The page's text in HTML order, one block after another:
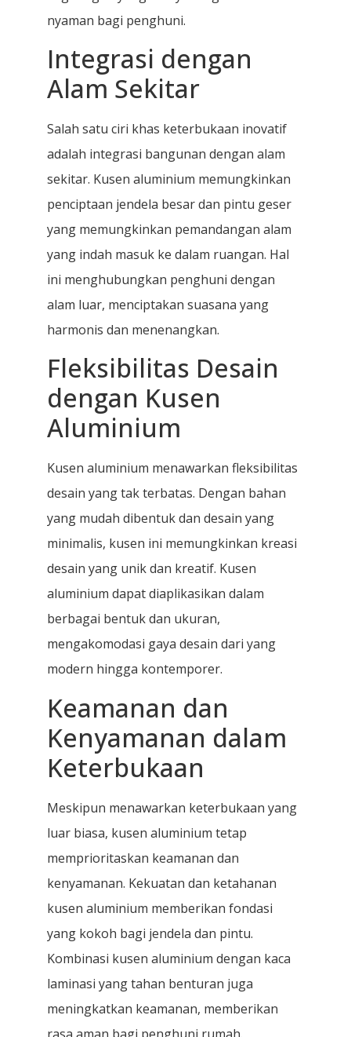
nyaman bagi penghuni.
Integrasi dengan
Alam Sekitar
Salah satu ciri khas keterbukaan inovatif
adalah integrasi bangunan dengan alam
sekitar. Kusen aluminium memungkinkan
penciptaan jendela besar dan pintu geser
yang memungkinkan pemandangan alam
yang indah masuk ke dalam ruangan. Hal
ini menghubungkan penghuni dengan
alam luar, menciptakan suasana yang
harmonis dan menenangkan.
Fleksibilitas Desain
dengan Kusen
Aluminium
Kusen aluminium menawarkan fleksibilitas
desain yang tak terbatas. Dengan bahan
yang mudah dibentuk dan desain yang
minimalis, kusen ini memungkinkan kreasi
desain yang unik dan kreatif. Kusen
aluminium dapat diaplikasikan dalam
berbagai bentuk dan ukuran,
mengakomodasi gaya desain dari yang
modern hingga kontemporer.
Keamanan dan
Kenyamanan dalam
Keterbukaan
Meskipun menawarkan keterbukaan yang
luar biasa, kusen aluminium tetap
memprioritaskan keamanan dan
kenyamanan. Kekuatan dan ketahanan
kusen aluminium memberikan fondasi
yang kokoh bagi jendela dan pintu.
Kombinasi kusen aluminium dengan kaca
laminasi yang tahan benturan juga
meningkatkan keamanan, memberikan